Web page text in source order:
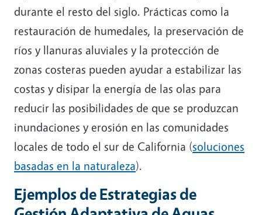
durante el resto del siglo. Prácticas como la
restauración de humedales, la preservación de
ríos y llanuras aluviales y la protección de
zonas costeras pueden ayudar a estabilizar las
costas y disipar la energía de las olas para
reducir las posibilidades de que se produzcan
inundaciones y erosión en las comunidades
locales de todo el sur de California (soluciones
basadas en la naturaleza).
Ejemplos de Estrategias de